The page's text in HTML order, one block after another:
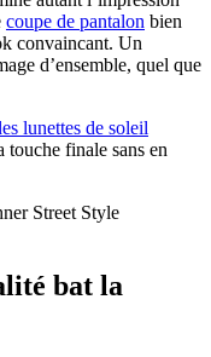
coupe de pantalon bien
convaincant. Un
d’ensemble, quel que
lunettes de soleil
touche finale sans en
bat la